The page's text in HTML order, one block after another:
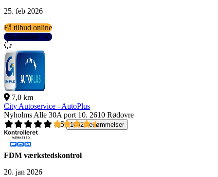
25. feb 2026
Få tilbud online
Se detaljer
7,0 km
City Autoservice - AutoPlus
Nyholms Alle 30A port 10. 2610 Rødovre
4,5
1092 bedømmelser
FDM værkstedskontrol
20. jan 2026